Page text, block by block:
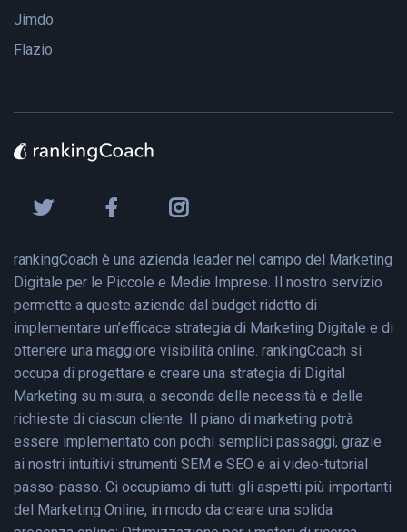
Jimdo
Flazio
rankingCoach è una azienda leader nel campo del Marketing
Digitale per le Piccole e Medie Imprese. Il nostro servizio
permette a queste aziende dal budget ridotto di
implementare un’efficace strategia di Marketing Digitale e di
ottenere una maggiore visibilità online. rankingCoach si
occupa di progettare e creare una strategia di Digital
Marketing su misura, a seconda delle necessità e delle
richieste di ciascun cliente. Il piano di marketing potrà
essere implementato con pochi semplici passaggi, grazie
ai nostri intuitivi strumenti SEM e SEO e ai video-tutorial
passo-passo. Ci occupiamo di tutti gli aspetti più importanti
del Marketing Online, in modo da creare una solida